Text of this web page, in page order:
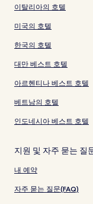
이탈리아의 호텔
미국의 호텔
한국의 호텔
대만 베스트 호텔
아르헨티나 베스트 호텔
베트남의 호텔
인도네시아 베스트 호텔
지원 및 자주 묻는 질
내 예약
자주 묻는 질문(FAQ)